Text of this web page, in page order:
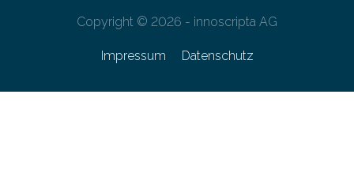
Copyright © 2026 - innoscripta AG
Impressum Datenschutz